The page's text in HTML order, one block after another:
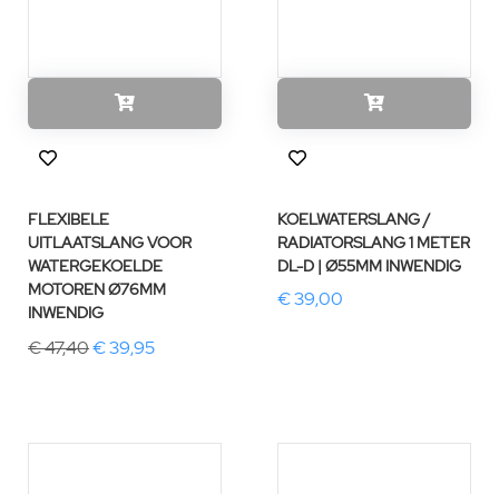
FLEXIBELE
UITLAATSLANG VOOR
WATERGEKOELDE
MOTOREN Ø76MM
INWENDIG
€ 47,40€ 39,95
KOELWATERSLANG /
RADIATORSLANG 1 METER
DL-D | Ø55MM INWENDIG
€ 39,00